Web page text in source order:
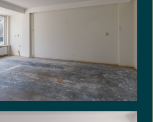
In de koopakte zal de volgende
opgenomen:
zaak kunnen asbesthoudende
aanwezig zijn. Indien deze
dienen door koper maatregelen
te worden getroffen die de
Koper verklaart met deze
te zijn en aanvaardt alle
en gevolgen die uit de
asbest en/of de verwijdering